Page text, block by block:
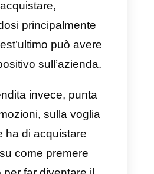
capaci di catturare
e suscitare
e voglia di comprare
inviati al team di
post-vendita